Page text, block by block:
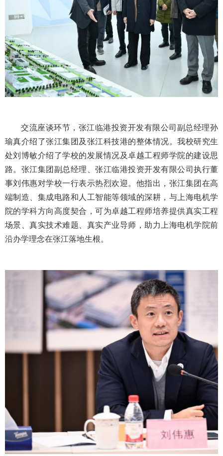
交流座谈环节，张江临港投资开发有限公司副总经理孙
瑜真介绍了张江集团及张江科技港的整体情况。我校研究生
处刘博敏介绍了学校的发展情况及卓越工程师学院的建设思
路。张江集团副总经理、张江临港投资开发有限公司执行董
事刘伟惠对学校一行表示热烈欢迎。他指出，张江集团在高
端制造、集成电路和人工智能等领域的深耕，与上海电机学
院的学科方向高度契合，可为卓越工程师培养提供真实工程
场景、真实技术难题、真实产业导师，助力上海电机学院前
沿办学理念在张江落地生根。